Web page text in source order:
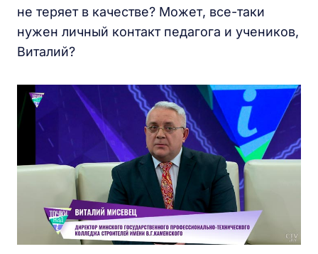
не теряет в качестве? Может, все-таки
нужен личный контакт педагога и учеников,
Виталий?